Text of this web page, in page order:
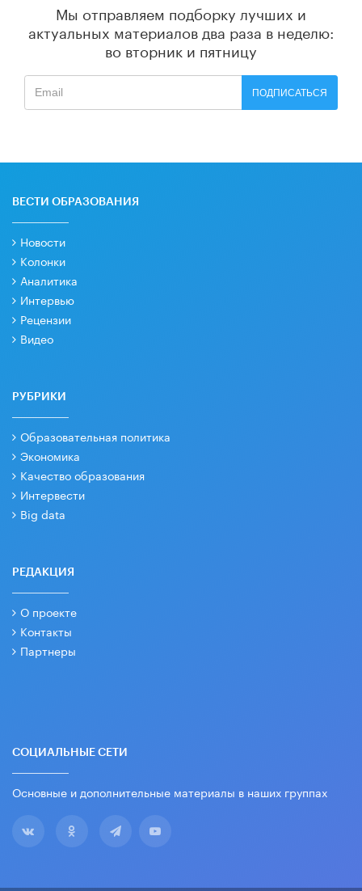
Мы отправляем подборку лучших и
актуальных материалов два раза в неделю:
во вторник и пятницу
ПОДПИСАТЬСЯ
ВЕСТИ ОБРАЗОВАНИЯ
Новости
Колонки
Аналитика
Интервью
Рецензии
Видео
РУБРИКИ
Образовательная политика
Экономика
Качество образования
Интервести
Big data
РЕДАКЦИЯ
О проекте
Контакты
Партнеры
СОЦИАЛЬНЫЕ СЕТИ
Основные и дополнительные материалы в наших группах